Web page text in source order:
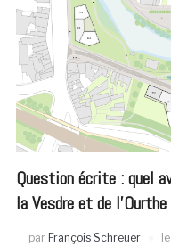
Question écrite : quel
la Vesdre et de
par François Schreuer le